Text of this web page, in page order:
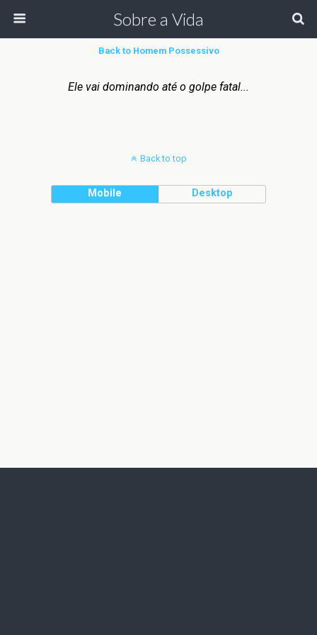
Sobre a Vida
Back to Homem Possessivo
Ele vai dominando até o golpe fatal...
Back to top
Mobile Desktop